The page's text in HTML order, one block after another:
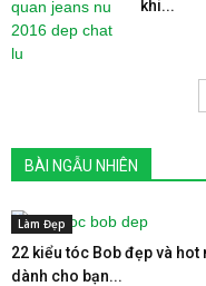
khi...
BÀI NGẪU NHIÊN
Làm Đẹp
22 kiểu tóc Bob đẹp và hot
dành cho bạn...